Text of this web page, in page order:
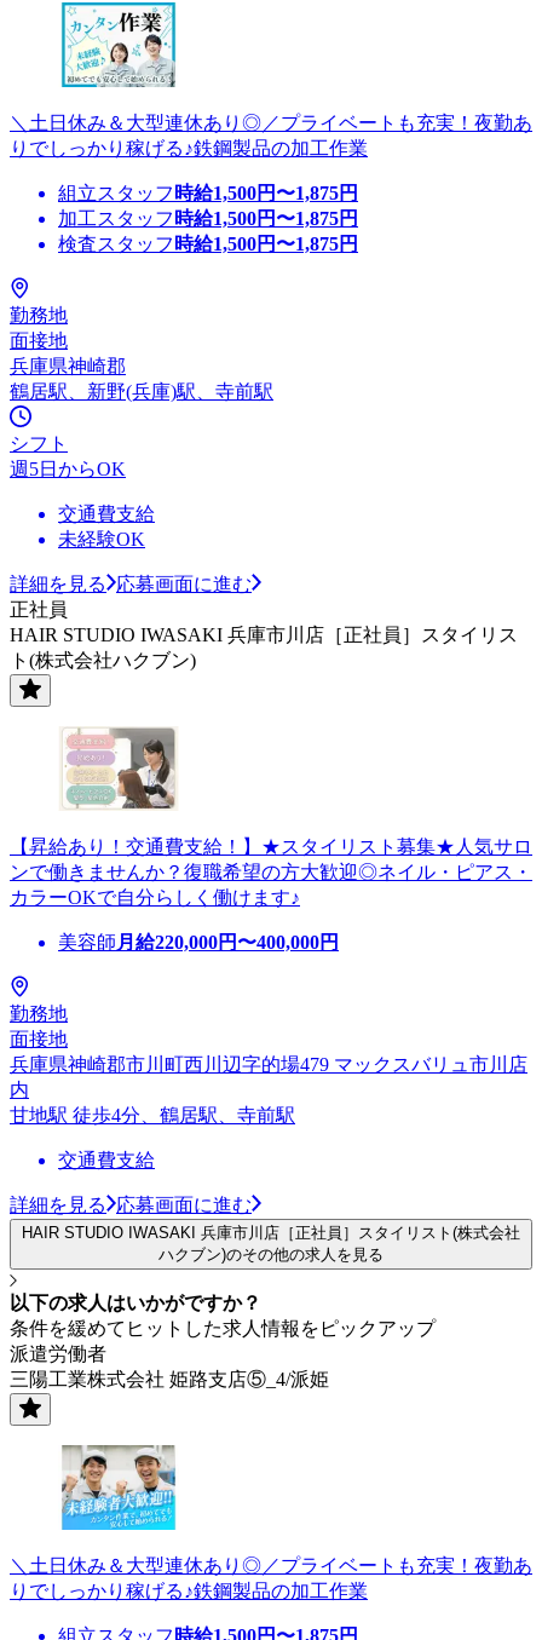
＼土日休み＆大型連休あり◎／プライベートも充実！夜勤あ
りでしっかり稼げる♪鉄鋼製品の加工作業
組立スタッフ 時給1,500円〜1,875円
加工スタッフ 時給1,500円〜1,875円
検査スタッフ 時給1,500円〜1,875円
勤務地
面接地
兵庫県神崎郡
鶴居駅、新野(兵庫)駅、寺前駅
シフト
週5日からOK
交通費支給
未経験OK
詳細を見る
応募画面に進む
正社員
HAIR STUDIO IWASAKI 兵庫市川店［正社員］スタイリス
ト(株式会社ハクブン)
【昇給あり！交通費支給！】★スタイリスト募集★人気サロ
ンで働きませんか？復職希望の方大歓迎◎ネイル・ピアス・
カラーOKで自分らしく働けます♪
美容師 月給220,000円〜400,000円
勤務地
面接地
兵庫県神崎郡市川町西川辺字的場479 マックスバリュ市川店
内
甘地駅 徒歩4分、鶴居駅、寺前駅
交通費支給
詳細を見る 応募画面に進む
HAIR STUDIO IWASAKI 兵庫市川店［正社員］スタイリスト(株式会社
ハクブン)のその他の求人を見る
以下の求人はいかがですか？
条件を緩めてヒットした求人情報をピックアップ
派遣労働者
三陽工業株式会社 姫路支店⑤_4/派姫
＼土日休み＆大型連休あり◎／プライベートも充実！夜勤あ
りでしっかり稼げる♪鉄鋼製品の加工作業
組立スタッフ 時給1,500円〜1,875円